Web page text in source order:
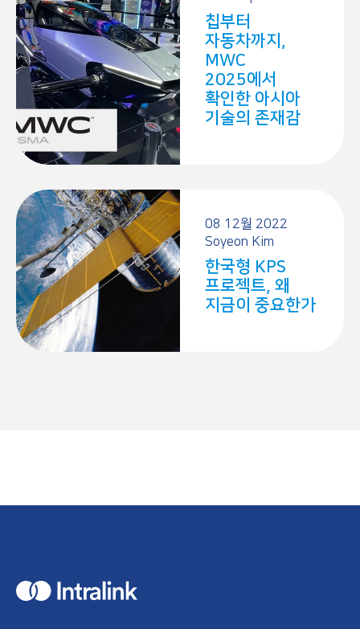
칩부터
자동차까지,
MWC
2025에서
확인한 아시아
기술의 존재감
08 12월 2022
Soyeon Kim
한국형 KPS
프로젝트, 왜
지금이 중요한가
H
o